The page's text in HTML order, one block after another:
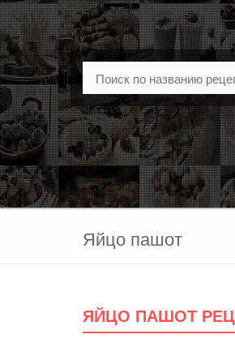
Яйцо пашот
ЯЙЦО ПАШОТ